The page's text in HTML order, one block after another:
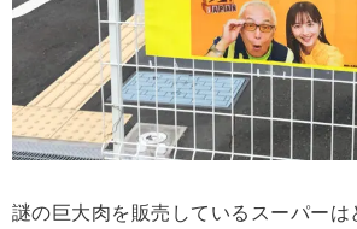
謎の巨大肉を販売しているスーパーは